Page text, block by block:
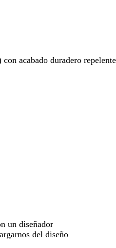
acabado duradero repelente
un diseñador
del diseño